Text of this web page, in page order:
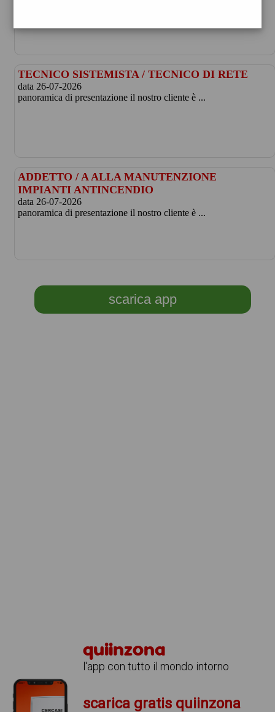
TECNICO SISTEMISTA / TECNICO DI RETE
data 26-07-2026
panoramica di presentazione il nostro cliente è ...
ADDETTO / A ALLA MANUTENZIONE
IMPIANTI ANTINCENDIO
data 26-07-2026
panoramica di presentazione il nostro cliente è ...
scarica app
quiinzona
l'app con tutto il mondo intorno
scarica gratis quiinzona